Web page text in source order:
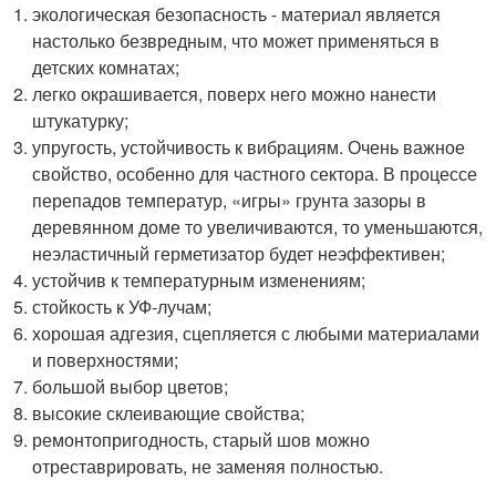
экологическая безопасность - материал является
настолько безвредным, что может применяться в
детских комнатах;
легко окрашивается, поверх него можно нанести
штукатурку;
упругость, устойчивость к вибрациям. Очень важное
свойство, особенно для частного сектора. В процессе
перепадов температур, «игры» грунта зазоры в
деревянном доме то увеличиваются, то уменьшаются,
неэластичный герметизатор будет неэффективен;
устойчив к температурным изменениям;
стойкость к УФ-лучам;
хорошая адгезия, сцепляется с любыми материалами
и поверхностями;
большой выбор цветов;
высокие склеивающие свойства;
ремонтопригодность, старый шов можно
отреставрировать, не заменяя полностью.